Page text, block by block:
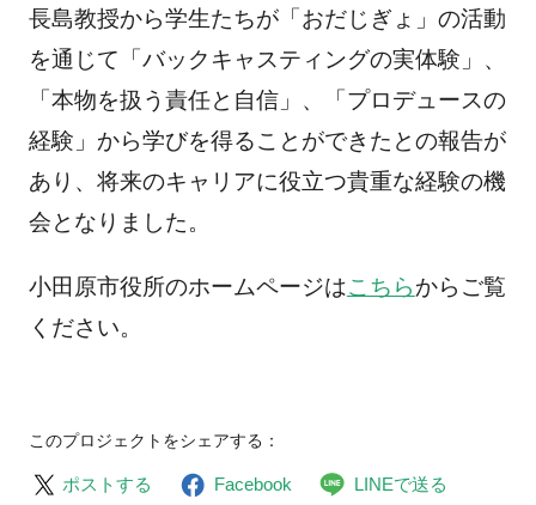
長島教授から学生たちが「おだじぎょ」の活動
を通じて「バックキャスティングの実体験」、
「本物を扱う責任と自信」、「プロデュースの
経験」から学びを得ることができたとの報告が
あり、将来のキャリアに役立つ貴重な経験の機
会となりました。
小田原市役所のホームページはこちらからご覧
ください。
このプロジェクトをシェアする：
ポストする Facebook LINEで送る